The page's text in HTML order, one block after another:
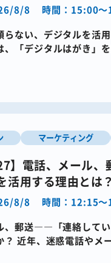
8/8 時間：15:00
らない、デジタルを活
、「デジタルはがき」
マーケティング
】電話、メール
活用する理由とは？
8/8 時間：12:15
、郵送――​「連絡して
？​ 近年、迷惑電話やメ